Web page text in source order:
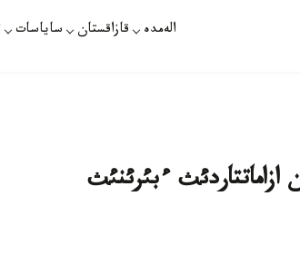
الەمدە قازاقستان ساياسات
ازاماتتاردئث ءبئرئنئث